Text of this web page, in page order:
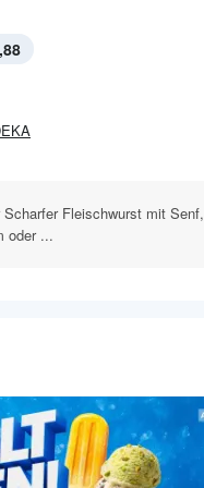
Fleischwurst mit Senf,
oder ...